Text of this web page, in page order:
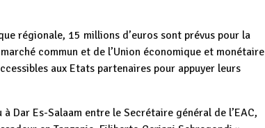
régionale, 15 millions d’euros sont prévus pour la
commun et de l’Union économique et monétaire
aux Etats partenaires pour appuyer leurs
Dar Es-Salaam entre le Secrétaire général de l’EAC,